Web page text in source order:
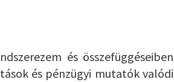
és összefüggéseiben
és pénzügyi mutatók valódi